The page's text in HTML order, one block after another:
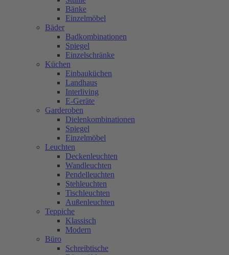
Bänke
Einzelmöbel
Bäder
Badkombinationen
Spiegel
Einzelschränke
Küchen
Einbauküchen
Landhaus
Interliving
E-Geräte
Garderoben
Dielenkombinationen
Spiegel
Einzelmöbel
Leuchten
Deckenleuchten
Wandleuchten
Pendelleuchten
Stehleuchten
Tischleuchten
Außenleuchten
Teppiche
Klassisch
Modern
Büro
Schreibtische